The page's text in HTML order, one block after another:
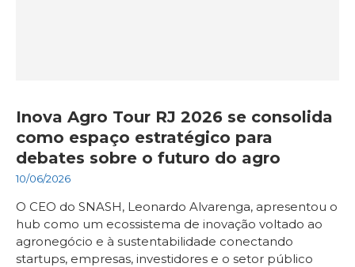
Inova Agro Tour RJ 2026 se consolida
como espaço estratégico para
debates sobre o futuro do agro
10/06/2026
O CEO do SNASH, Leonardo Alvarenga, apresentou o
hub como um ecossistema de inovação voltado ao
agronegócio e à sustentabilidade conectando
startups, empresas, investidores e o setor público